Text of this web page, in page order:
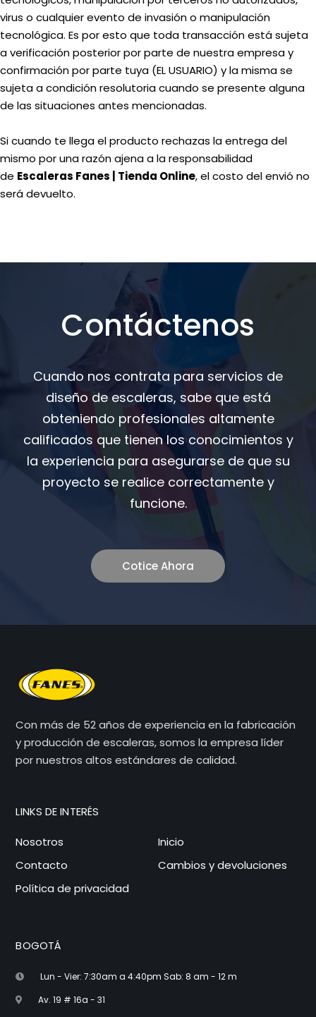
virus o cualquier evento de invasión o manipulación
tecnológica. Es por esto que toda transacción está sujeta
a verificación posterior por parte de nuestra empresa y
confirmación por parte tuya (EL USUARIO) y la misma se
sujeta a condición resolutoria cuando se presente alguna
de las situaciones antes mencionadas.
Si cuando te llega el producto rechazas la entrega del
mismo por una razón ajena a la responsabilidad
de Escaleras Fanes | Tienda Online, el costo del envió no
será devuelto.
Contáctenos
Cuando nos contrata para servicios de
diseño de escaleras, sabe que está
obteniendo profesionales altamente
calificados que tienen los conocimientos y
la experiencia para asegurarse de que su
proyecto se realice correctamente y
funcione.
Cotice Ahora
Con más de 52 años de experiencia en la fabricación
y producción de escaleras, somos la empresa líder
por nuestros altos estándares de calidad.
LINKS DE INTERÉS
Nosotros
Inicio
Contacto
Cambios y devoluciones
Política de privacidad
BOGOTÁ
Lun - Vier: 7:30am a 4:40pm Sab: 8 am - 12 m
Av. 19 # 16a - 31